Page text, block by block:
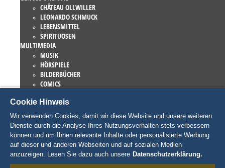
CHÂTEAU OLLWILLER
LEONARDO SCHMUCK
LEBENSMITTEL
SPIRITUOSEN
MULTIMEDIA
MUSIK
HÖRSPIELE
BILDERBÜCHER
COMICS
EUROPA-PARK BÜCHER
GAMES UND FILME
KOLLEKTIONEN
EUROPA-PARK ATTRAKTIONEN
TRAUMATICA – FESTIVAL OF FEAR
LIEBHABERSTÜCKE
Cookie Hinweis
Wir verwenden Cookies, damit wir diese Website und unsere weiteren
Dienste durch die Analyse Ihres Nutzungsverhalten stets verbessern
können und um Ihnen relevante Inhalte oder personalisierte Werbung
auf dieser und anderen Webseiten und auf sozialen Medien
anzuzeigen. Lesen Sie dazu auch unsere Datenschutzerklärung.